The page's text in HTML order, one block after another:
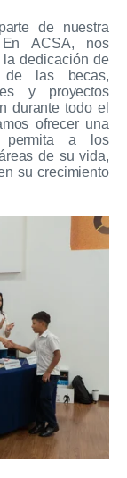
de nuestra
En ACSA, nos
la dedicación de
las becas,
y proyectos
durante todo el
ofrecer una
permita a los
de su vida,
su crecimiento